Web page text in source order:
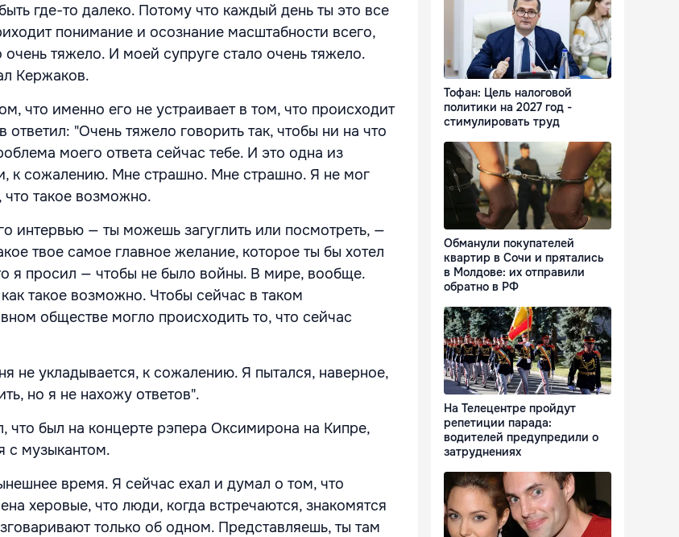
где-то далеко. Потому что каждый день ты это все
понимание и осознание масштабности всего,
тяжело. И моей супруге стало очень тяжело.
Кержаков.
что именно его не устраивает в том, что происходит
"Очень тяжело говорить так, чтобы ни на что
моего ответа сейчас тебе. И это одна из
к сожалению. Мне страшно. Мне страшно. Я не мог
что такое возможно.
интервью — ты можешь загуглить или посмотреть, —
твое самое главное желание, которое ты бы хотел
я просил — чтобы не было войны. В мире, вообще.
такое возможно. Чтобы сейчас в таком
обществе могло происходить то, что сейчас
не укладывается, к сожалению. Я пытался, наверное,
но я не нахожу ответов".
что был на концерте рэпера Оксимирона на Кипре,
с музыкантом.
время. Я сейчас ехал и думал о том, что
херовые, что люди, когда встречаются, знакомятся
только об одном. Представляешь, ты там
Тофан: Цель налоговой
политики на 2027 год -
стимулировать труд
Обманули покупателей
квартир в Сочи и прятались
в Молдове: их отправили
обратно в РФ
На Телецентре пройдут
репетиции парада:
водителей предупредили о
затруднениях